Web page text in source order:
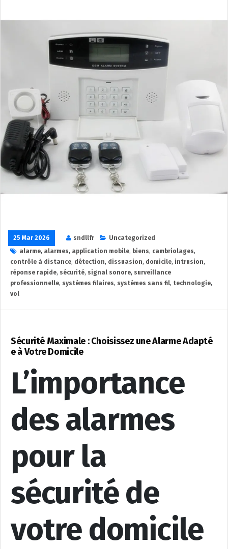
25 Mar 2026 sndllfr
Uncategorized
alarme, alarmes, application mobile, biens, cambriolages,
contrôle à distance, détection, dissuasion, domicile, intrusion,
réponse rapide, sécurité, signal sonore, surveillance
professionnelle, systèmes filaires, systèmes sans fil, technologie,
vol
Sécurité Maximale : Choisissez une Alarme Adapté
e à Votre Domicile
L’importance
des alarmes
pour la
sécurité de
votre domicile